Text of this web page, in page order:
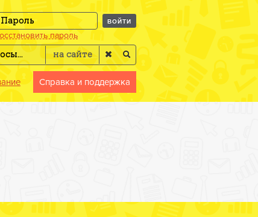
пароль
ВОЙТИ
Справка и поддержка